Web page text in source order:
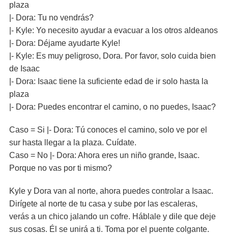
plaza
|- Dora: Tu no vendrás?
|- Kyle: Yo necesito ayudar a evacuar a los otros aldeanos
|- Dora: Déjame ayudarte Kyle!
|- Kyle: Es muy peligroso, Dora. Por favor, solo cuida bien
de Isaac
|- Dora: Isaac tiene la suficiente edad de ir solo hasta la
plaza
|- Dora: Puedes encontrar el camino, o no puedes, Isaac?
Caso = Si |- Dora: Tú conoces el camino, solo ve por el
sur hasta llegar a la plaza. Cuídate.
Caso = No |- Dora: Ahora eres un niño grande, Isaac.
Porque no vas por ti mismo?
Kyle y Dora van al norte, ahora puedes controlar a Isaac.
Dirígete al norte de tu casa y sube por las escaleras,
verás a un chico jalando un cofre. Háblale y dile que deje
sus cosas. Él se unirá a ti. Toma por el puente colgante.